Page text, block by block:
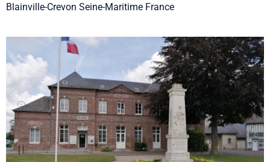
Blainville-Crevon Seine-Maritime France